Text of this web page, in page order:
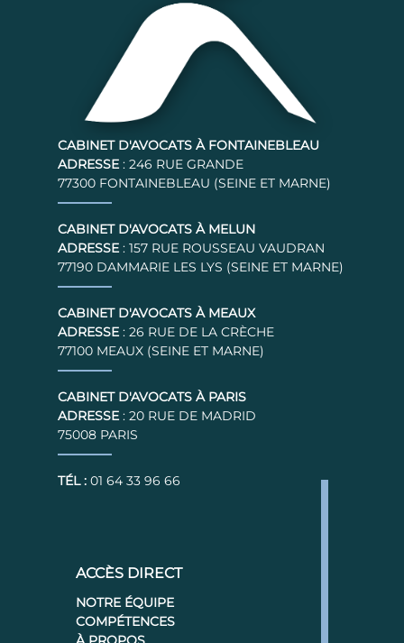
CABINET D'AVOCATS À FONTAINEBLEAU
ADRESSE : 246 RUE GRANDE
77300 FONTAINEBLEAU (SEINE ET MARNE)
CABINET D'AVOCATS À MELUN
ADRESSE : 157 RUE ROUSSEAU VAUDRAN
77190 DAMMARIE LES LYS (SEINE ET MARNE)
CABINET D'AVOCATS À MEAUX
ADRESSE : 26 RUE DE LA CRÈCHE
77100 MEAUX (SEINE ET MARNE)
CABINET D'AVOCATS À PARIS
ADRESSE : 20 RUE DE MADRID
75008 PARIS
TÉL : 01 64 33 96 66
ACCÈS DIRECT
NOTRE ÉQUIPE
COMPÉTENCES